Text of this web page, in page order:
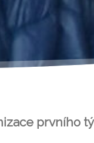
prvního